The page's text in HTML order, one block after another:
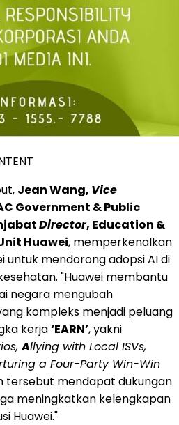
Jean Wang, Vice
Government & Public
Director, Education &
Huawei, memperkenalkan
untuk mendorong adopsi AI di
"Huawei membantu
negara mengubah
kompleks menjadi peluang
kerja‘EARN’, yakni
Allying with Local ISVs,
a Four-Party Win-Win
tersebut mendapat dukungan
meningkatkan kelengkapan
Huawei."